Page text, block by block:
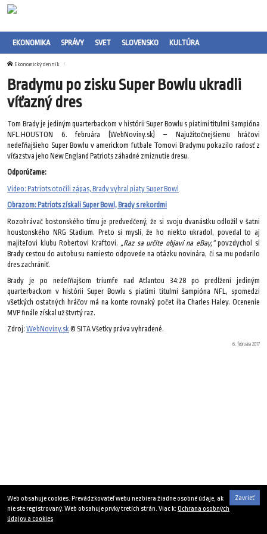
EKONOMIKA SPRÁVY SVET SLOVENSKO KULTÚRA
Ekonomický denník
Bradymu po zisku Super Bowlu ukradli
víťazný dres
Tom Brady je jediným quarterbackom v histórii Super Bowlu s piatimi titulmi šampióna
NFL.HOUSTON 6. februára (WebNoviny.sk) – Najužitočnejšiemu hráčovi
nedeľňajšieho Super Bowlu v americkom futbale Tomovi Bradymu pokazilo radosť z
víťazstva jeho New England Patriots záhadné zmiznutie dresu.
Odporúčame:
Video: Patriots otočili zápas, Brady vyhral piaty Super Bowl
Obrazom: Patriots získali Super Bowl, Brady s rekordmi
Rozohrávač bostonského tímu je predvedčený, že si svoju dvanástku odložil v šatni
houstonského NRG Stadium. Preto si myslí, že ho niekto ukradol, povedal to aj
majiteľovi klubu Robertovi Kraftovi. „Raz sa určite objaví na eBay,“povzdychol si
Brady cestou do autobusu namiesto odpovede na otázku novinára, či sa mu podarilo
dres zachrániť.
Brady je po nedeľňajšom triumfe nad Atlantou 34:28 po predĺžení jediným
quarterbackom v histórii Super Bowlu s piatimi titulmi šampióna NFL, spomedzi
všetkých ostatných hráčov má na konte rovnaký počet iba Charles Haley. Ocenenie
MVP finále získal už štvrtý raz.
Zdroj: WebNoviny.sk© SITA Všetky práva vyhradené.
6. februára 2017
Zavrieť
Web obsahuje cookies. Prevádzkovateľ webu nezbiera žiadne osobné údaje, ak
nie ste registrovaný. Web obsahuje prvky tretích strán. Viac k: Ochrana osobných
údajov a cookies